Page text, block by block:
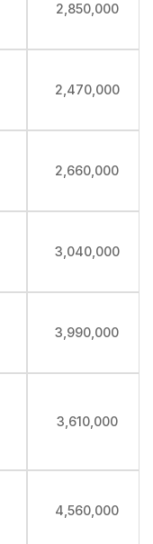
2,850,000
2,470,000
2,660,000
3,040,000
3,990,000
3,610,000
4,560,000